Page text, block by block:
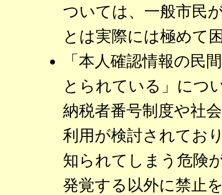
ついては、一般市民
とは実際には極めて
「本人確認情報の民
とられている」につ
納税者番号制度や社
利用が検討されてお
知られてしまう危険
発覚する以外に禁止